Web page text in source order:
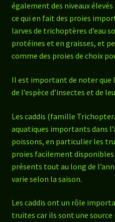
également des niveaux
ce qui en fait des proies
larves de trichoptères d’eau
protéines et en graisses, et
comme des proies de choix
Il est important de noter que
de l’espèce d’insectes et de
Les caddis (famille
aquatiques importants dans
poissons, en particulier les
proies facilement
présents tout au long de
varie selon la saison.
Les caddis ont un rôle
truites car ils sont une